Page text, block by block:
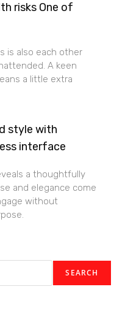
risks One of
is also each other
A keen
a little extra
style with
interface
a thoughtfully
and elegance come
without
SEARCH